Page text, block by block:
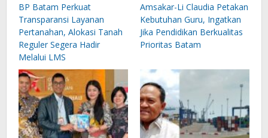
BP Batam Perkuat
Transparansi Layanan
Pertanahan, Alokasi Tanah
Reguler Segera Hadir
Melalui LMS
Amsakar-Li Claudia Petakan
Kebutuhan Guru, Ingatkan
Jika Pendidikan Berkualitas
Prioritas Batam